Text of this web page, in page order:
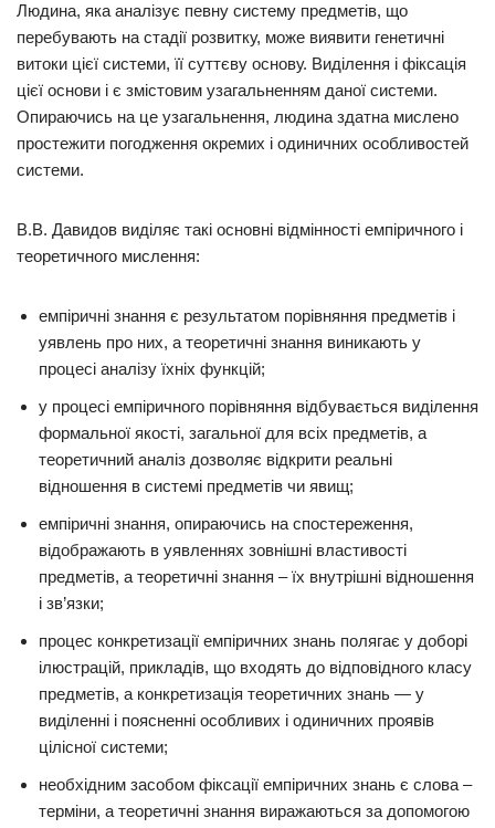
Людина, яка аналізує певну систему предметів, що
перебувають на стадії розвитку, може виявити генетичні
витоки цієї системи, її суттєву основу. Виділення і фіксація
цієї основи і є змістовим узагальненням даної системи.
Опираючись на це узагальнення, людина здатна мислено
простежити погодження окремих і одиничних особливостей
системи.
В.В. Давидов виділяє такі основні відмінності емпіричного і
теоретичного мислення:
емпіричні знання є результатом порівняння предметів і
уявлень про них, а теоретичні знання виникають у
процесі аналізу їхніх функцій;
у процесі емпіричного порівняння відбувається виділення
формальної якості, загальної для всіх предметів, а
теоретичний аналіз дозволяє відкрити реальні
відношення в системі предметів чи явищ;
емпіричні знання, опираючись на спостереження,
відображають в уявленнях зовнішні властивості
предметів, а теоретичні знання – їх внутрішні відношення
і зв’язки;
процес конкретизації емпіричних знань полягає у доборі
ілюстрацій, прикладів, що входять до відповідного класу
предметів, а конкретизація теоретичних знань — у
виділенні і поясненні особливих і одиничних проявів
цілісної системи;
необхідним засобом фіксації емпіричних знань є слова –
терміни, а теоретичні знання виражаються за допомогою